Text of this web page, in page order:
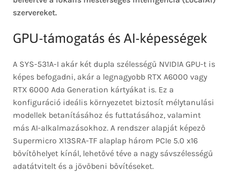
szervereket.
GPU-támogatás és AI-képességek
A SYS-531A-I akár két dupla szélességű NVIDIA GPU-t is
képes befogadni, akár a legnagyobb RTX A6000 vagy
RTX 6000 Ada Generation kártyákat is. Ez a
konfiguráció ideális környezetet biztosít mélytanulási
modellek betanításához és futtatásához, valamint
más AI-alkalmazásokhoz. A rendszer alapját képező
Supermicro X13SRA-TF alaplap három PCIe 5.0 x16
bővítőhelyet kínál, lehetővé téve a nagy sávszélességű
adatátvitelt és a jövőbeni bővítéseket.